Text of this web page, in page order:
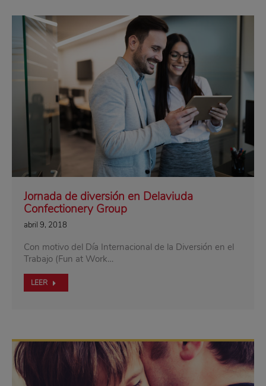
Jornada de diversión en Delaviuda
Confectionery Group
abril 9, 2018
Con motivo del Día Internacional de la Diversión en el
Trabajo (Fun at Work…
LEER